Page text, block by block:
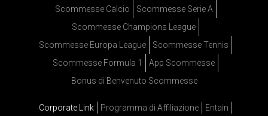
Scommesse Calcio
Scommesse Serie A
Scommesse Champions League
Scommesse Europa League
Scommesse Tennis
Scommesse Formula 1
App Scommesse
Bonus di Benvenuto Scommesse
Corporate Link Programma di Affiliazione
Entain